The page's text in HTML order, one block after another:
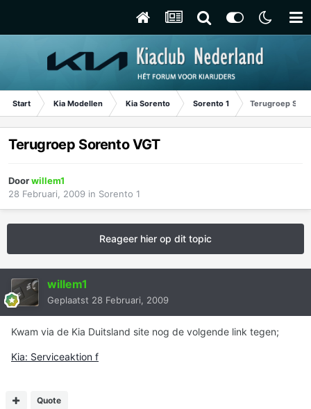
Start Kia Modellen Kia Sorento Sorento 1 Terugroep
Terugroep Sorento VGT
Doorwillem1
28 Februari, 2009 in Sorento 1
Reageer hier op dit topic
willem1
Geplaatst 28 Februari, 2009
Kwam via de Kia Duitsland site nog de volgende link tegen;
Kia: Serviceaktion f
Quote